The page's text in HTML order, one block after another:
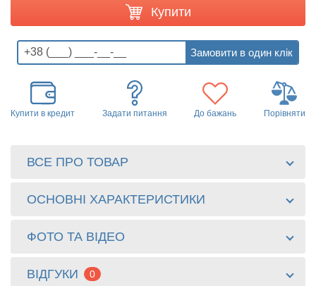
Купити
Купити в кредит Задати питання До бажань Порівняти
ВСЕ ПРО ТОВАР
ОСНОВНІ ХАРАКТЕРИСТИКИ
ФОТО ТА ВІДЕО
ВІДГУКИ 0